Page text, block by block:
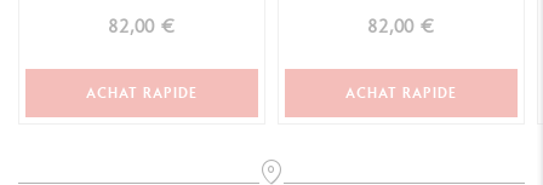
82,00 €
ACHAT RAPIDE
82,00 €
ACHAT RAPIDE